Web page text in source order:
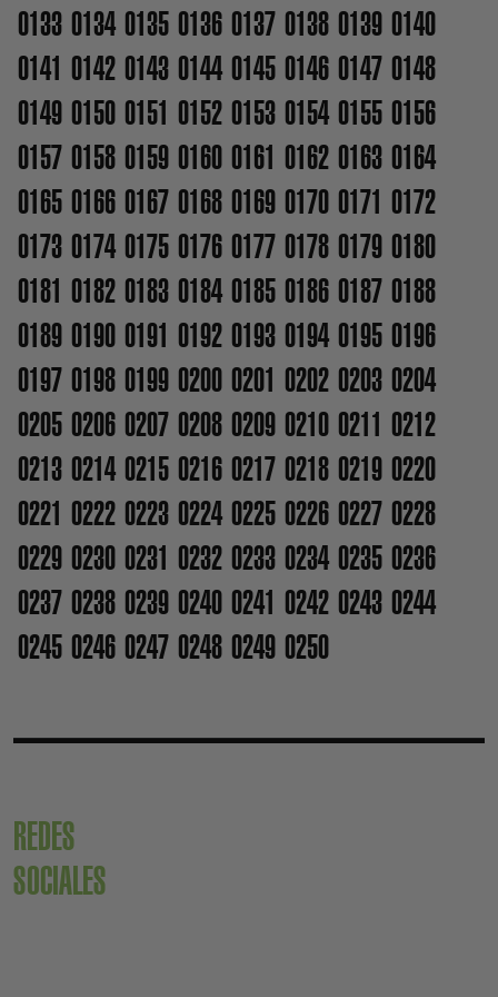
0133 0134 0135 0136 0137 0138 0139 0140
0141 0142 0143 0144 0145 0146 0147 0148
0149 0150 0151 0152 0153 0154 0155 0156
0157 0158 0159 0160 0161 0162 0163 0164
0165 0166 0167 0168 0169 0170 0171 0172
0173 0174 0175 0176 0177 0178 0179 0180
0181 0182 0183 0184 0185 0186 0187 0188
0189 0190 0191 0192 0193 0194 0195 0196
0197 0198 0199 0200 0201 0202 0203 0204
0205 0206 0207 0208 0209 0210 0211 0212
0213 0214 0215 0216 0217 0218 0219 0220
0221 0222 0223 0224 0225 0226 0227 0228
0229 0230 0231 0232 0233 0234 0235 0236
0237 0238 0239 0240 0241 0242 0243 0244
0245 0246 0247 0248 0249 0250
REDES
SOCIALES